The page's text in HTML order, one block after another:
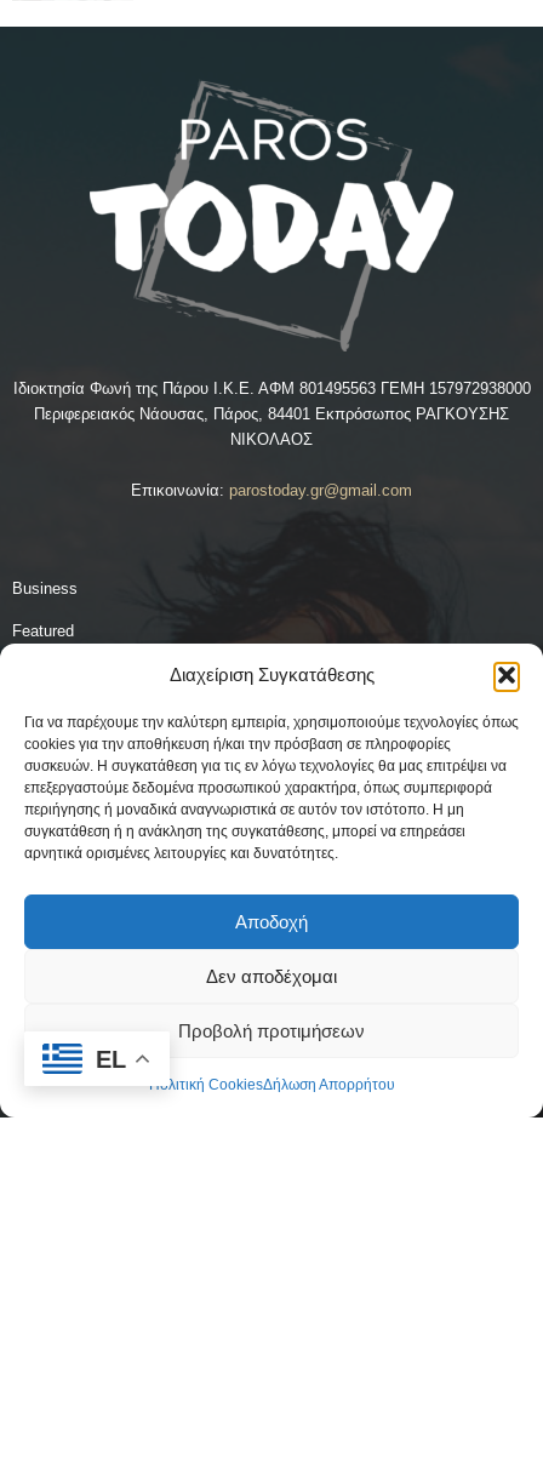
Διαχείριση Συγκατάθεσης
Για να παρέχουμε την καλύτερη εμπειρία, χρησιμοποιούμε τεχνολογίες όπως
cookies για την αποθήκευση ή/και την πρόσβαση σε πληροφορίες
συσκευών. Η συγκατάθεση για τις εν λόγω τεχνολογίες θα μας επιτρέψει να
επεξεργαστούμε δεδομένα προσωπικού χαρακτήρα, όπως συμπεριφορά
περιήγησης ή μοναδικά αναγνωριστικά σε αυτόν τον ιστότοπο. Η μη
συγκατάθεση ή η ανάκληση της συγκατάθεσης, μπορεί να επηρεάσει
αρνητικά ορισμένες λειτουργίες και δυνατότητες.
Αποδοχή
Δεν αποδέχομαι
Προβολή προτιμήσεων
Πολιτική CookiesΔήλωση Απορρήτου
Ιδιοκτησία Φωνή της Πάρου Ι.Κ.Ε. ΑΦΜ 801495563 ΓΕΜΗ 157972938000
Περιφερειακός Νάουσας, Πάρος, 84401 Εκπρόσωπος ΡΑΓΚΟΥΣΗΣ
ΝΙΚΟΛΑΟΣ
Επικοινωνία: parostoday.gr@gmail.com
Business
Featured
Lifestyle
Travel
Uncategorized
Αθλητικά
EL